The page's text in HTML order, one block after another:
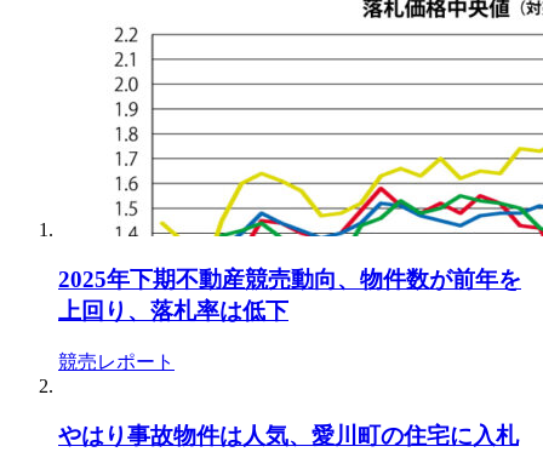
2025年下期不動産競売動向、物件数が前年を
上回り、落札率は低下
競売レポート
やはり事故物件は人気、愛川町の住宅に入札